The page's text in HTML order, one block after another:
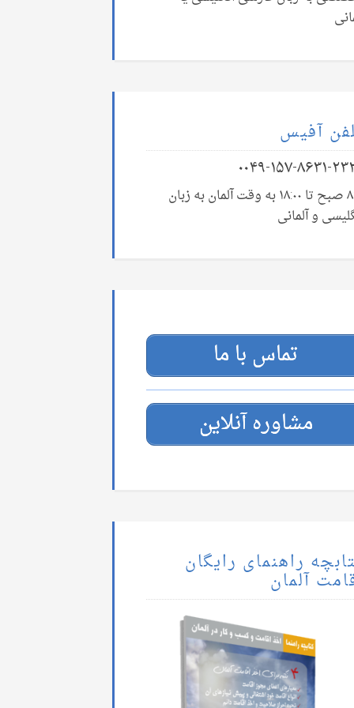
آفیس
۱۵۷-۸۶۳۱-۲۳۲۳
۸:۰۰ صبح تا ۱۸:۰۰ به وقت آلمان به زبان
و آلمانی
تماس با ما
مشاوره آنلاین
راهنمای رایگان
آلمان